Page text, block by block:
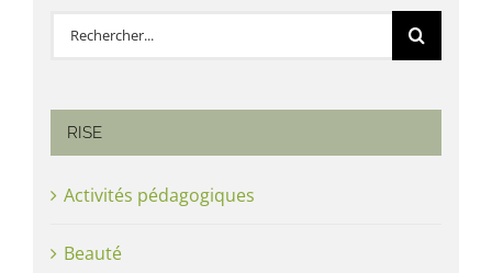
Rechercher:
RISE
Activités pédagogiques
Beauté